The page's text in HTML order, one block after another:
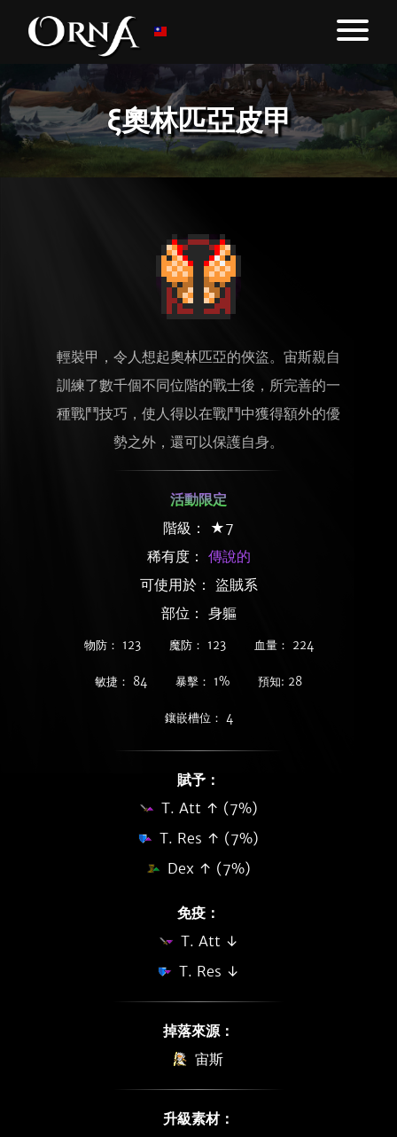
ξ奧林匹亞皮甲
輕裝甲，令人想起奧林匹亞的俠盜。宙斯親自
訓練了數千個不同位階的戰士後，所完善的一
種戰鬥技巧，使人得以在戰鬥中獲得額外的優
勢之外，還可以保護自身。
活動限定
階級： ★7
稀有度： 傳說的
可使用於： 盜賊系
部位： 身軀
物防： 123 魔防： 123 血量： 224
敏捷： 84 暴擊： 1% 預知: 28
鑲嵌槽位： 4
賦予：
T. Att ↑ (7%)
T. Res ↑ (7%)
Dex ↑ (7%)
免疫：
T. Att ↓
T. Res ↓
掉落來源：
宙斯
升級素材：